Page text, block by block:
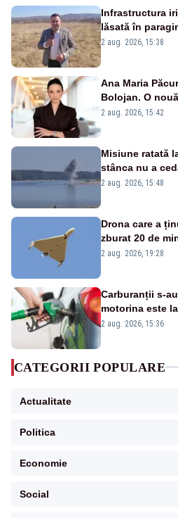
Infrastructura
lăsată în
2 aug. 2026, 15:38
Ana Maria
Bolojan. O
emisiunii „Miza
2 aug. 2026, 15:42
Misiune ratată
stânca nu a
detonările luni –
2 aug. 2026, 15:48
Drona care a
zburat 20 de
României. Au
2 aug. 2026, 19:28
Carburanții s-
motorina este
2 aug. 2026, 15:36
CATEGORII POPULARE
Actualitate
Politica
Economie
Social